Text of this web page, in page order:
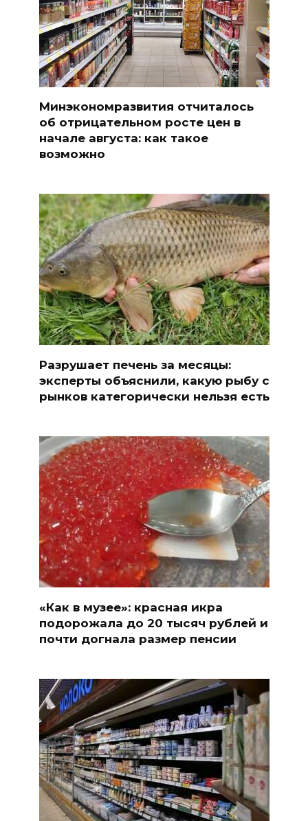
Минэкономразвития отчиталось
об отрицательном росте цен в
начале августа: как такое
возможно
Разрушает печень за месяцы:
эксперты объяснили, какую рыбу с
рынков категорически нельзя есть
«Как в музее»: красная икра
подорожала до 20 тысяч рублей и
почти догнала размер пенсии